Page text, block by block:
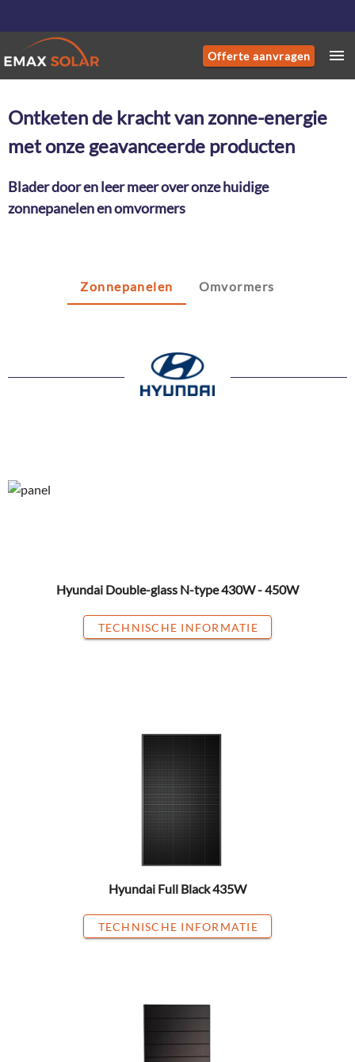
Offerte aanvragen
Ontketen de kracht van zonne-energie
met onze geavanceerde producten
Blader door en leer meer over onze huidige
zonnepanelen en omvormers
Zonnepanelen Omvormers
Hyundai Double-glass N-type 430W - 450W
TECHNISCHE INFORMATIE
Hyundai Full Black 435W
TECHNISCHE INFORMATIE